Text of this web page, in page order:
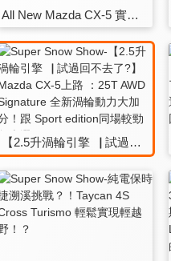
All New Mazda CX-5 實車抵台！2.5渦輪增壓、全速域CTS 新規格 新車色 實車開箱 盈婷最驚喜的是......
【2.5升渦輪引擎▕ 試過回不去了?】Mazda CX-5上路 ：25T AWD Signature 全新渦輪動力大加分！跟 Sport edition同場較勁 怎麼選？